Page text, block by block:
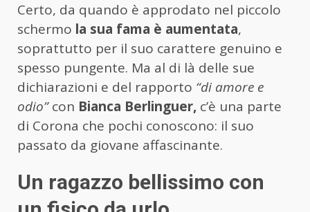
Certo, da quando è approdato nel piccolo
schermo la sua fama è aumentata,
soprattutto per il suo carattere genuino e
spesso pungente. Ma al di là delle sue
dichiarazioni e del rapporto “di amore e
odio”con Bianca Berlinguer, c’è una parte
di Corona che pochi conoscono: il suo
passato da giovane affascinante.
Un ragazzo bellissimo con